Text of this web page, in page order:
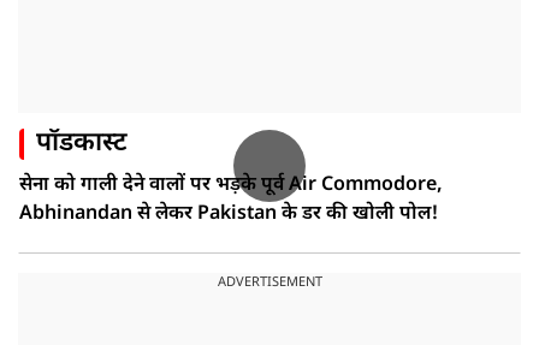
पॉडकास्ट
सेना को गाली देने वालों पर भड़के पूर्व Air Commodore,
Abhinandan से लेकर Pakistan के डर की खोली पोल!
ADVERTISEMENT